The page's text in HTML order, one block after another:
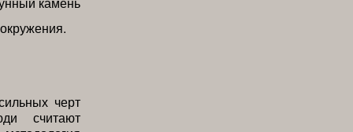
черт
считают